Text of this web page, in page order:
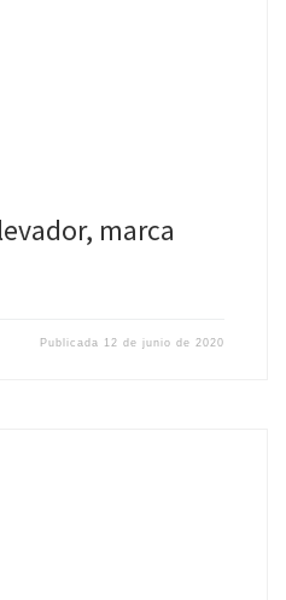
marca
Publicada 12 de junio de 2020